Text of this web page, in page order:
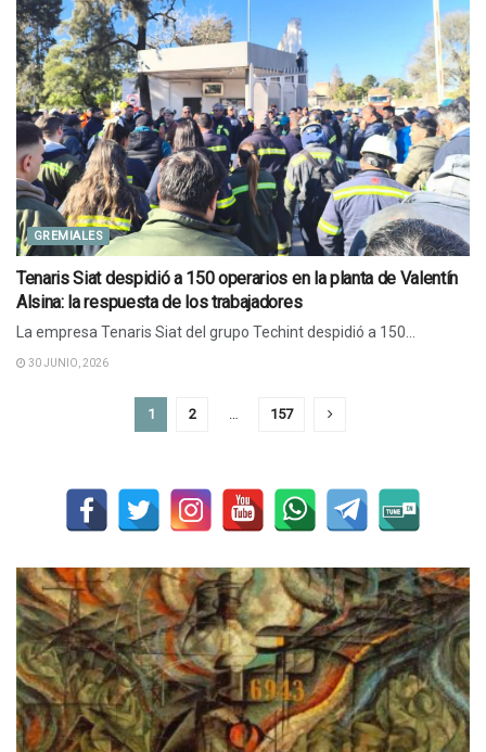
GREMIALES
Tenaris Siat despidió a 150 operarios en la planta de Valentín
Alsina: la respuesta de los trabajadores
La empresa Tenaris Siat del grupo Techint despidió a 150...
30 JUNIO, 2026
1 2 157